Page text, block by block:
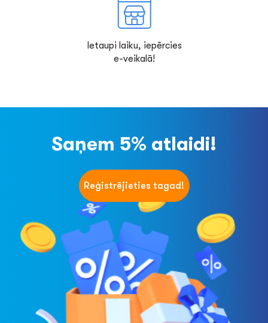
Ietaupi laiku, iepērcies
e-veikalā!
Saņem 5% atlaidi!
Reģistrējieties tagad!